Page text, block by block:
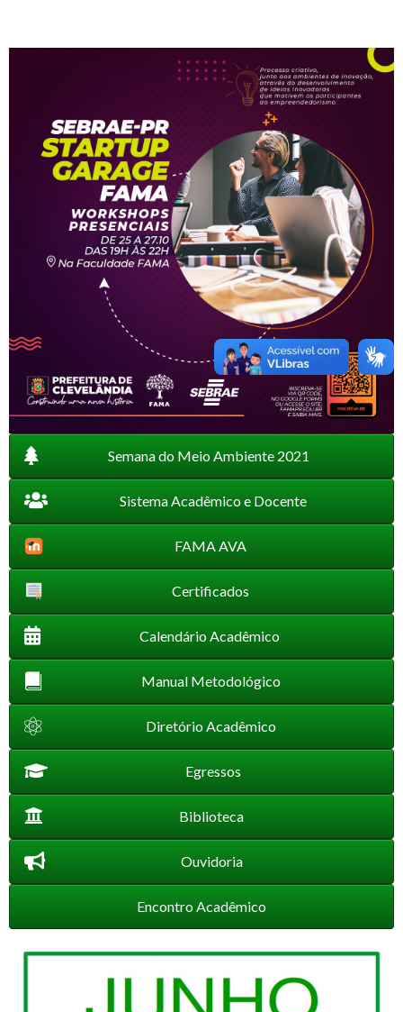
Semana do Meio Ambiente 2021
Sistema Acadêmico e Docente
FAMA AVA
Certificados
Calendário Acadêmico
Manual Metodológico
Diretório Acadêmico
Egressos
Biblioteca
Ouvidoria
Encontro Acadêmico